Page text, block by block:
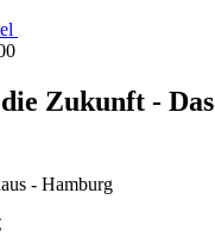
Zukunft - Das
- Hamburg